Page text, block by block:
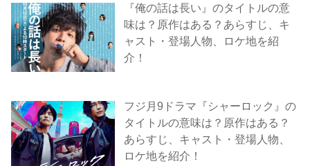
『俺の話は長い』のタイトルの意
味は？原作はある？あらすじ、キ
ャスト・登場人物、ロケ地を紹
介！
フジ月9ドラマ『シャーロック』の
タイトルの意味は？原作はある？
あらすじ、キャスト・登場人物、
ロケ地を紹介！